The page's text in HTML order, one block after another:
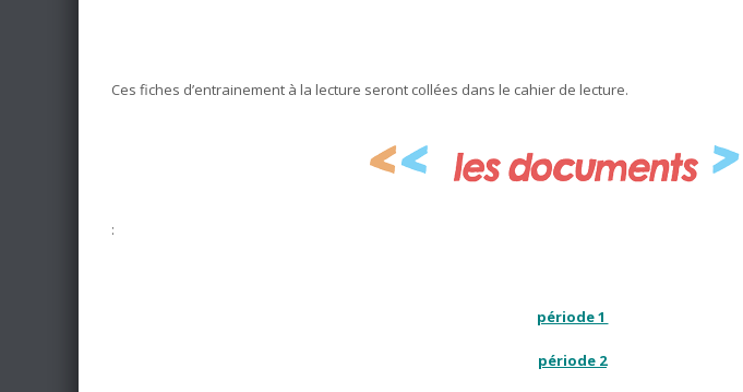
Ces fiches d’entrainement à la lecture seront collées dans le cahier de lecture.
:
période 1
période 2